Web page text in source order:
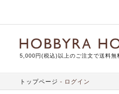
5,000円(税込)以上のご注文で送料無
トップページ ログイン